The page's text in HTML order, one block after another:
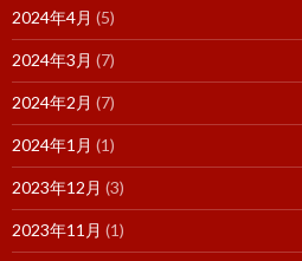
2024年4月 (5)
2024年3月 (7)
2024年2月 (7)
2024年1月 (1)
2023年12月 (3)
2023年11月 (1)